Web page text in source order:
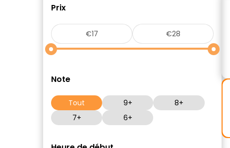
Prix
Note
Tout 9+
8+
7+
6+